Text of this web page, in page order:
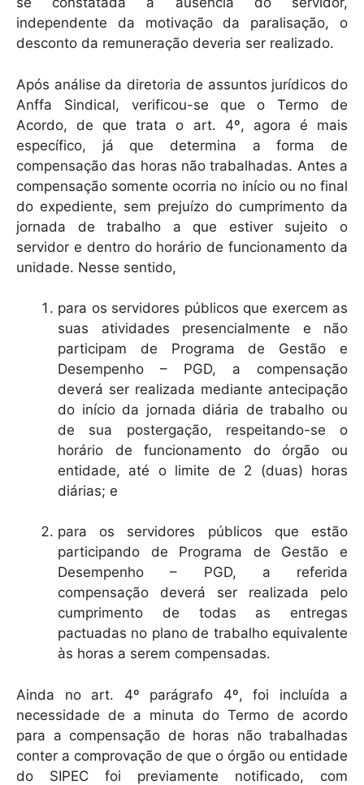
independente da motivação da paralisação, o
desconto da remuneração deveria ser realizado.
Após análise da diretoria de assuntos jurídicos do
Anffa Sindical, verificou-se que o Termo de
Acordo, de que trata o art. 4º, agora é mais
específico, já que determina a forma de
compensação das horas não trabalhadas. Antes a
compensação somente ocorria no início ou no final
do expediente, sem prejuízo do cumprimento da
jornada de trabalho a que estiver sujeito o
servidor e dentro do horário de funcionamento da
unidade. Nesse sentido,
para os servidores públicos que exercem as
suas atividades presencialmente e não
participam de Programa de Gestão e
Desempenho – PGD, a compensação
deverá ser realizada mediante antecipação
do início da jornada diária de trabalho ou
de sua postergação, respeitando-se o
horário de funcionamento do órgão ou
entidade, até o limite de 2 (duas) horas
diárias; e
para os servidores públicos que estão
participando de Programa de Gestão e
Desempenho – PGD, a referida
compensação deverá ser realizada pelo
cumprimento de todas as entregas
pactuadas no plano de trabalho equivalente
às horas a serem compensadas.
Ainda no art. 4º parágrafo 4º, foi incluída a
necessidade de a minuta do Termo de acordo
para a compensação de horas não trabalhadas
conter a comprovação de que o órgão ou entidade
do SIPEC foi previamente notificado, com